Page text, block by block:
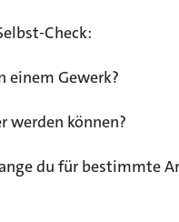
Check:
einem Gewerk?
werden können?
du für bestimmte